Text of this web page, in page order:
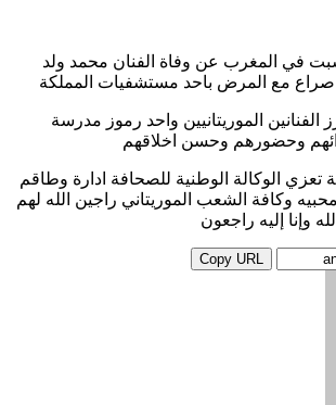
في المغرب عن وفاة الفنان محمد ولد
صراع مع المرض باحد مستشفيات المملكة
الفنانين الموريتانيين واحد رموز مدرسة
وحضورهم وحسن اخلاقهم
تعزي الوكالة الوطنية للصحافة ادارة وطاقم
وكافة الشعب الموريتاني راجين الله لهم
وإنا إليه راجعون
Copy URL